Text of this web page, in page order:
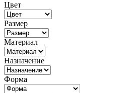
Цвет
Размер
Материал
Назначение
Форма